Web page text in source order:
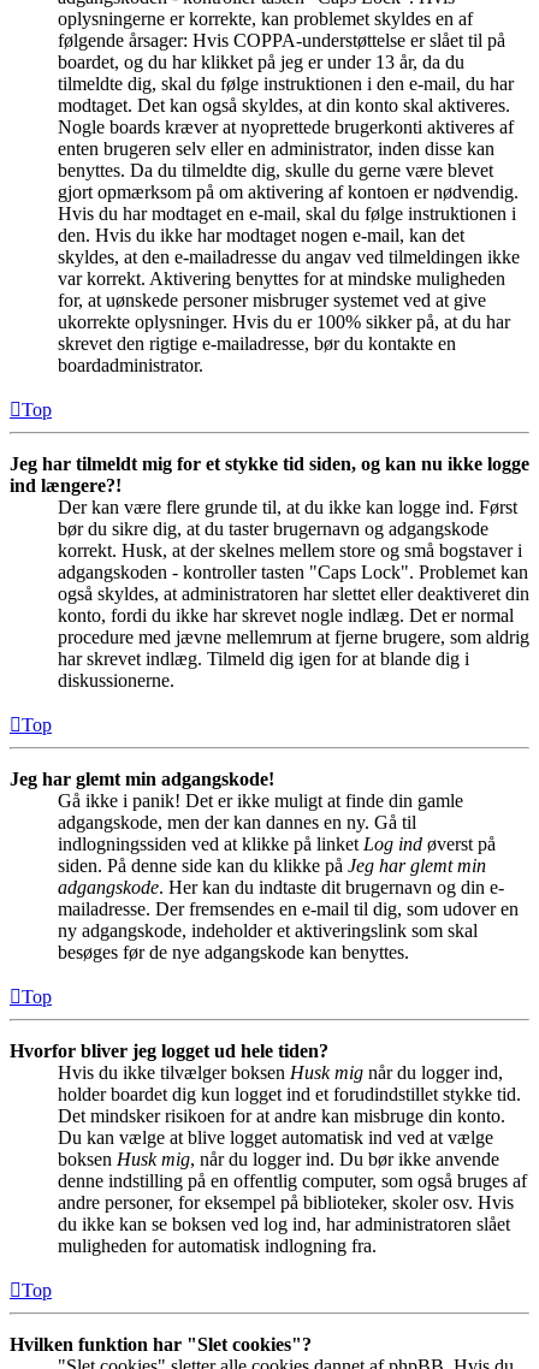
oplysningerne er korrekte, kan problemet skyldes en af
følgende årsager: Hvis COPPA-understøttelse er slået til på
boardet, og du har klikket på jeg er under 13 år, da du
tilmeldte dig, skal du følge instruktionen i den e-mail, du har
modtaget. Det kan også skyldes, at din konto skal aktiveres.
Nogle boards kræver at nyoprettede brugerkonti aktiveres af
enten brugeren selv eller en administrator, inden disse kan
benyttes. Da du tilmeldte dig, skulle du gerne være blevet
gjort opmærksom på om aktivering af kontoen er nødvendig.
Hvis du har modtaget en e-mail, skal du følge instruktionen i
den. Hvis du ikke har modtaget nogen e-mail, kan det
skyldes, at den e-mailadresse du angav ved tilmeldingen ikke
var korrekt. Aktivering benyttes for at mindske muligheden
for, at uønskede personer misbruger systemet ved at give
ukorrekte oplysninger. Hvis du er 100% sikker på, at du har
skrevet den rigtige e-mailadresse, bør du kontakte en
boardadministrator.
Top
Jeg har tilmeldt mig for et stykke tid siden, og kan nu ikke logge
ind længere?!
Der kan være flere grunde til, at du ikke kan logge ind. Først
bør du sikre dig, at du taster brugernavn og adgangskode
korrekt. Husk, at der skelnes mellem store og små bogstaver i
adgangskoden - kontroller tasten "Caps Lock". Problemet kan
også skyldes, at administratoren har slettet eller deaktiveret din
konto, fordi du ikke har skrevet nogle indlæg. Det er normal
procedure med jævne mellemrum at fjerne brugere, som aldrig
har skrevet indlæg. Tilmeld dig igen for at blande dig i
diskussionerne.
Top
Jeg har glemt min adgangskode!
Gå ikke i panik! Det er ikke muligt at finde din gamle
adgangskode, men der kan dannes en ny. Gå til
indlogningssiden ved at klikke på linket Log ind øverst på
siden. På denne side kan du klikke på Jeg har glemt min
adgangskode. Her kan du indtaste dit brugernavn og din e-
mailadresse. Der fremsendes en e-mail til dig, som udover en
ny adgangskode, indeholder et aktiveringslink som skal
besøges før de nye adgangskode kan benyttes.
Top
Hvorfor bliver jeg logget ud hele tiden?
Hvis du ikke tilvælger boksen Husk mig når du logger ind,
holder boardet dig kun logget ind et forudindstillet stykke tid.
Det mindsker risikoen for at andre kan misbruge din konto.
Du kan vælge at blive logget automatisk ind ved at vælge
boksen Husk mig, når du logger ind. Du bør ikke anvende
denne indstilling på en offentlig computer, som også bruges af
andre personer, for eksempel på biblioteker, skoler osv. Hvis
du ikke kan se boksen ved log ind, har administratoren slået
muligheden for automatisk indlogning fra.
Top
Hvilken funktion har "Slet cookies"?